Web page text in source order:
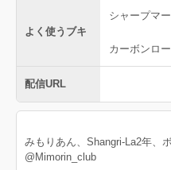
よく使うブキ
シャープマ
カーボンロ
配信URL
みもりあん、Shangri-La2年、
@Mimorin_club